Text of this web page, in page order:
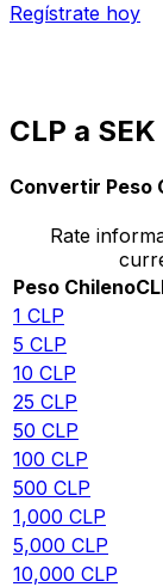
Regístrate hoy
CLP a
Convertir Peso
Rate
Peso Chileno
1 CLP
5 CLP
10 CLP
25 CLP
50 CLP
100 CLP
500 CLP
1,000 CLP
5,000 CLP
10,000 CLP